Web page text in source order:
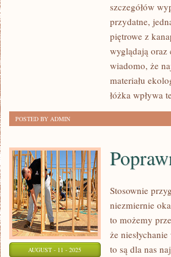
NAJWIĘKSZĄ
POPULARNOŚCIĄ
MEBLOWYM
CIESZĄ
szczegółów
przydatne,
piętrowe z
wyglądają oraz
wiadomo, że
materiału
łóżka wpływa
POSTED BY ADMIN
AUGUST - 11 - 2025
Stosownie
niezmiernie
to możemy
że
to są dla nas